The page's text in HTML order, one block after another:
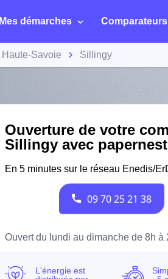
Mes démarches Comparateurs
Haute-Savoie Sillingy